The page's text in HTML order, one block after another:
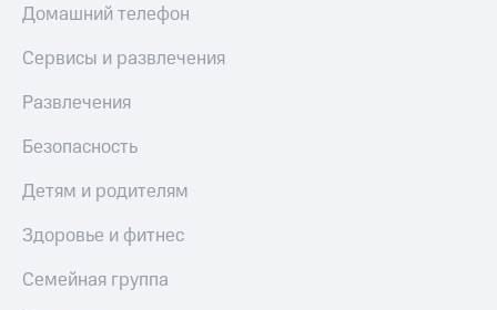
Домашний телефон
Сервисы и развлечения
Развлечения
Безопасность
Детям и родителям
Здоровье и фитнес
Семейная группа